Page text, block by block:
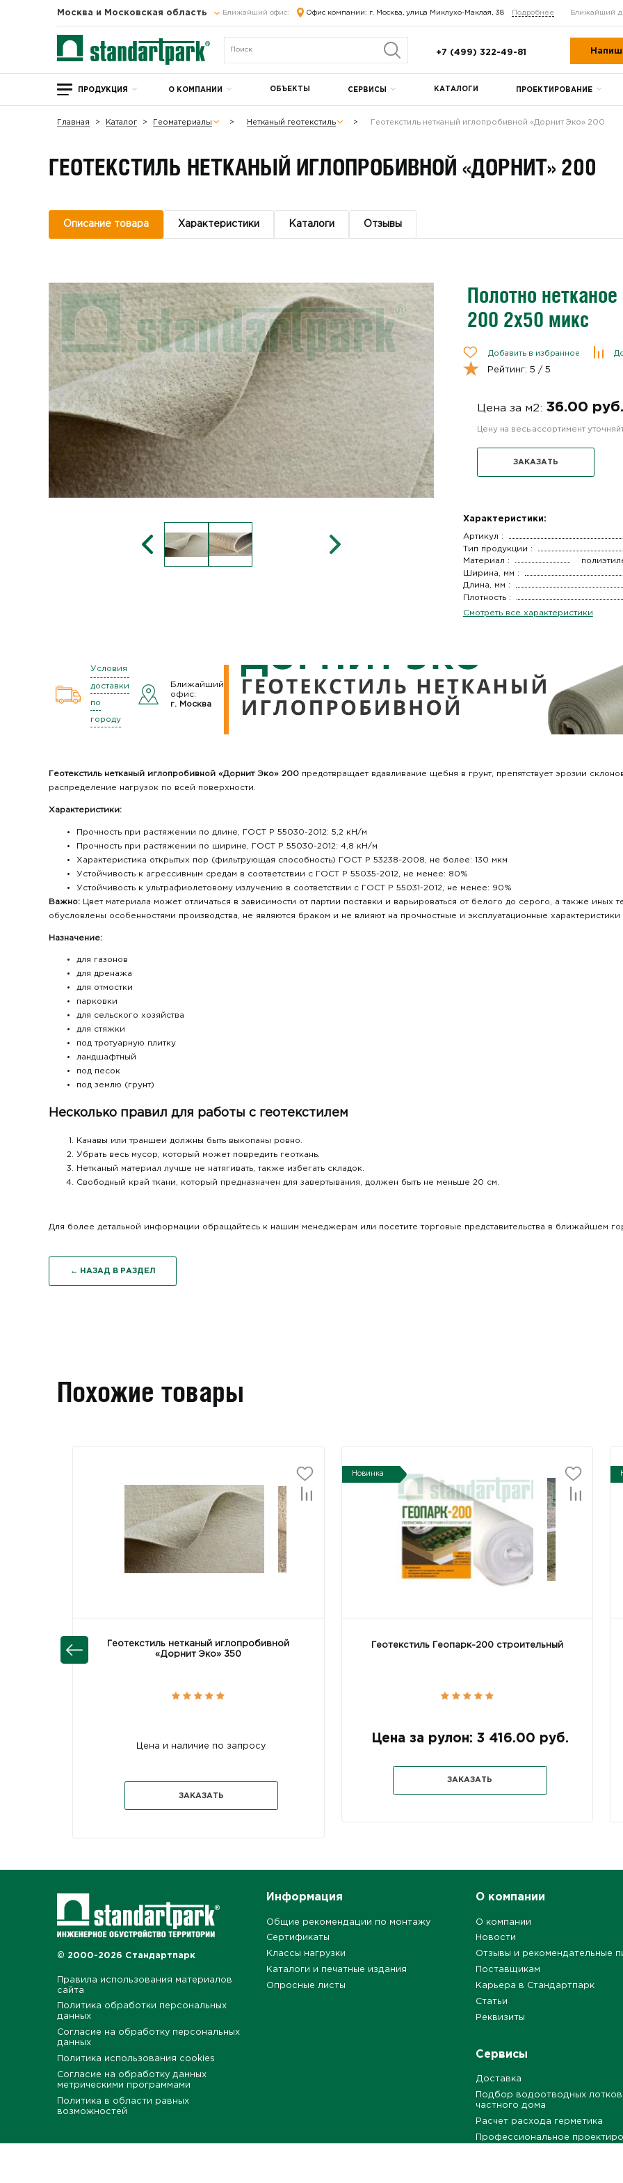
Москва и Московская область Ближайший офис: Офис компании: г. Москва, улица Миклухо-Маклая, 38 Подробнее Ближайший
+7 (499) 322-49-81
ПРОДУКЦИЯ О КОМПАНИИ ОБЪЕКТЫ СЕРВИСЫ КАТАЛОГИ ПРОЕКТИРОВАНИЕ
Главная Каталог Геоматериалы Нетканый геотекстиль Геотекстиль нетканый иглопробивной «Дорнит Эко» 200
ГЕОТЕКСТИЛЬ НЕТКАНЫЙ ИГЛОПРОБИВНОЙ «ДОРНИТ» 200
Описание товара Характеристики Каталоги Отзывы
Полотно
200 2х50 микс
Добавить в избранное
Рейтинг: 5 / 5
Цена за м2: 36.00 руб.
Цену на весь ассортимент
ЗАКАЗАТЬ
Характеристики:
Артикул :
Тип продукции :
Материал :
Ширина, мм :
Длина, мм :
Плотность :
Смотреть все характеристики
Условия
доставки
по
городу
Ближайший
офис:
г. Москва
Геотекстиль нетканый иглопробивной «Дорнит Эко» 200 предотвращает вдавливание щебня в грунт, препятствует эрозии
распределение нагрузок по всей поверхности.
Характеристики:
Прочность при растяжении по длине, ГОСТ Р 55030-2012: 5,2 кН/м
Прочность при растяжении по ширине, ГОСТ Р 55030-2012: 4,8 кН/м
Характеристика открытых пор (фильтрующая способность) ГОСТ Р 53238-2008, не более: 130 мкм
Устойчивость к агрессивным средам в соответствии с ГОСТ Р 55035-2012, не менее: 80%
Устойчивость к ультрафиолетовому излучению в соответствии с ГОСТ Р 55031-2012, не менее: 90%
Важно: Цвет материала может отличаться в зависимости от партии поставки и варьироваться от белого до серого, а также иных
обусловлены особенностями производства, не являются браком и не влияют на прочностные и эксплуатационные характеристики
Назначение:
для газонов
для дренажа
для отмостки
парковки
для сельского хозяйства
для стяжки
под тротуарную плитку
ландшафтный
под песок
под землю (грунт)
Несколько правил для работы с геотекстилем
Канавы или траншеи должны быть выкопаны ровно.
Убрать весь мусор, который может повредить геоткань.
Нетканый материал лучше не натягивать, также избегать складок.
Свободный край ткани, который предназначен для завертывания, должен быть не меньше 20 см.
Для более детальной информации обращайтесь к нашим менеджерам или посетите торговые представительства в ближайшем
← НАЗАД В РАЗДЕЛ
Похожие товары
Геотекстиль нетканый иглопробивной
«Дорнит Эко» 350
Цена и наличие по запросу
ЗАКАЗАТЬ
Новинка
Геотекстиль Геопарк-200 строительный
Цена за рулон: 3 416.00 руб.
ЗАКАЗАТЬ
© 2000-2026 Стандартпарк
Правила использования материалов
сайта
Политика обработки персональных
данных
Согласие на обработку персональных
данных
Политика использования cookies
Согласие на обработку данных
метрическими программами
Политика в области равных
возможностей
Информация
Общие рекомендации по монтажу
Сертификаты
Классы нагрузки
Каталоги и печатные издания
Опросные листы
О компании
О компании
Новости
Отзывы и рекомендательные
Поставщикам
Карьера в Стандартпарк
Статьи
Реквизиты
Сервисы
Доставка
Подбор водоотводных
частного дома
Расчет расхода герметика
Профессиональное